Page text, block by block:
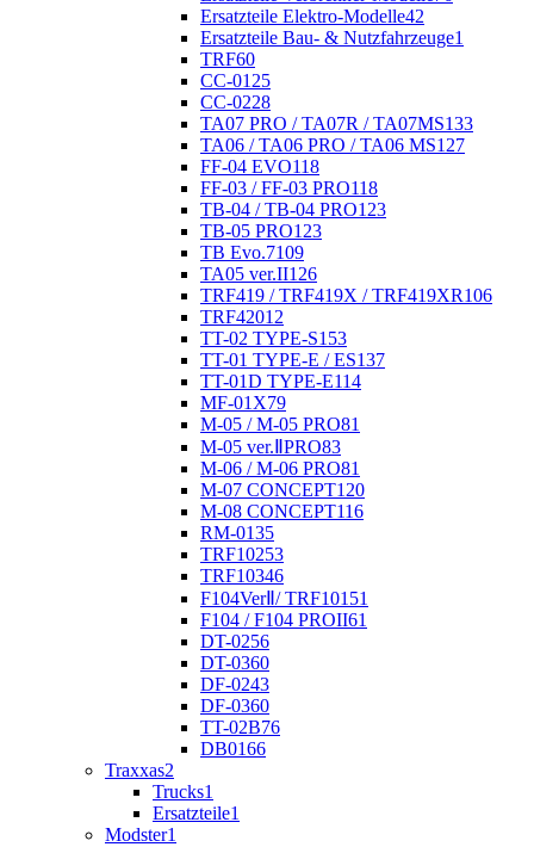
Ersatzteile Elektro-Modelle42
Ersatzteile Bau- & Nutzfahrzeuge1
TRF60
CC-01 25
CC-0228
TA07 PRO / TA07R / TA07MS133
TA06 / TA06 PRO / TA06 MS127
FF-04 EVO118
FF-03 / FF-03 PRO118
TB-04 / TB-04 PRO123
TB-05 PRO123
TB Evo.7109
TA05 ver.II126
TRF419 / TRF419X / TRF419XR106
TRF42012
TT-02 TYPE-S153
TT-01 TYPE-E / ES137
TT-01D TYPE-E114
MF-01X79
M-05 / M-05 PRO81
M-05 ver.ⅡPRO83
M-06 / M-06 PRO81
M-07 CONCEPT120
M-08 CONCEPT116
RM-0135
TRF10253
TRF10346
F104VerⅡ/ TRF101 51
F104 / F104 PROII61
DT-0256
DT-0360
DF-0243
DF-0360
TT-02B76
DB0166
Traxxas2
Trucks1
Ersatzteile1
Modster1